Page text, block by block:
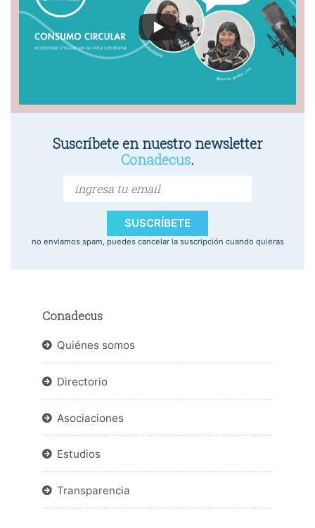
Suscríbete en nuestro newsletter
Conadecus.
SUSCRÍBETE
no enviamos spam, puedes cancelar la suscripción cuando quieras
Conadecus
Quiénes somos
Directorio
Asociaciones
Estudios
Transparencia